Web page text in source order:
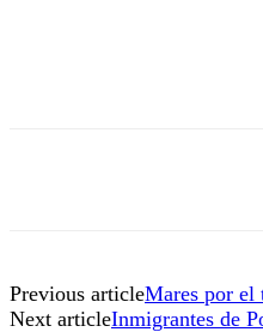
Previous articleMares por
Next articleInmigrantes de